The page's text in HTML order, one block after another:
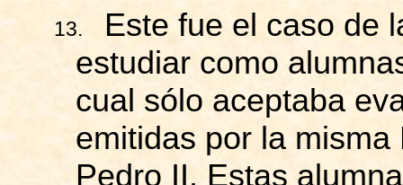
13.
Este fue el caso de
estudiar como
cual sólo aceptaba
emitidas por la
Pedro II. Estas